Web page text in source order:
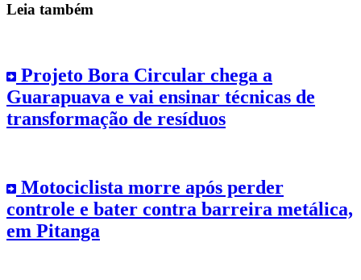
Leia também
Projeto Bora Circular chega a
Guarapuava e vai ensinar técnicas de
transformação de resíduos
Motociclista morre após perder
controle e bater contra barreira metálica,
em Pitanga